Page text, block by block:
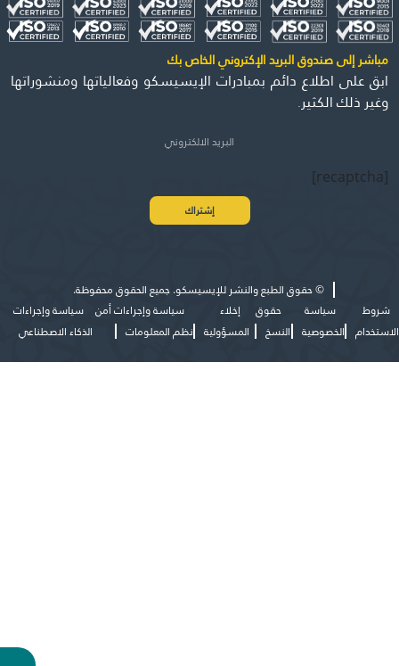
مباشر إلى صندوق البريد الإكتروني الخاص بك
ابق على اطلاع دائم بمبادرات الإيسيسكو وفعالياتها ومنشوراتها
وغير ذلك الكثير.
[recaptcha]
©حقوق الطبع والنشر للإيسيسكو. جميع الحقوق محفوظة.
شروط
الاستخدام
سياسة
الخصوصية
حقوق
النسخ
إخلاء
المسؤولية
سياسة وإجراءات أمن
نظم المعلومات
سياسة وإجراءات
الذكاء الاصطناعي